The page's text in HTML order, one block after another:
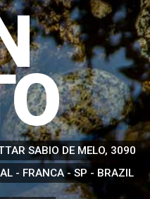
SABIO DE MELO, 3090
- FRANCA - SP - BRAZIL